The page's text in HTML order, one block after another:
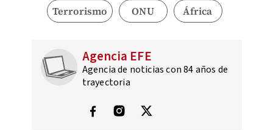
Terrorismo ONU África
Agencia EFE
Agencia de noticias con 84 años de
trayectoria